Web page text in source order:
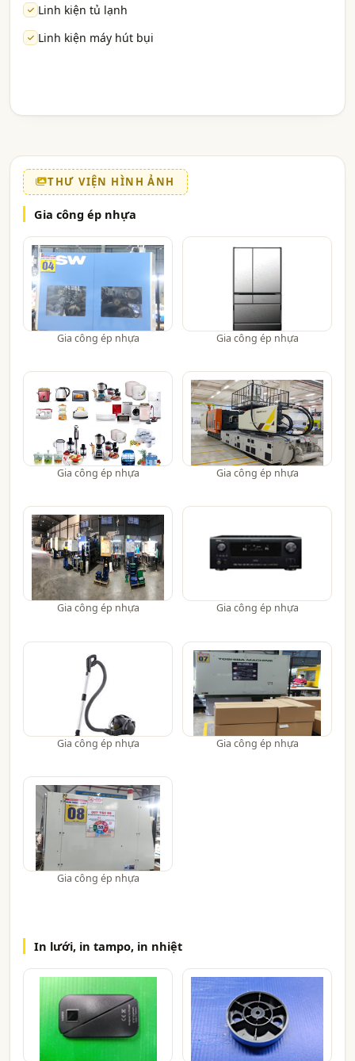
Linh kiện tủ lạnh
Linh kiện máy hút bụi
THƯ VIỆN HÌNH ẢNH
Gia công ép nhựa
Gia công ép nhựa Gia công ép nhựa
Gia công ép nhựa Gia công ép nhựa
Gia công ép nhựa Gia công ép nhựa
Gia công ép nhựa Gia công ép nhựa
Gia công ép nhựa
In lưới, in tampo, in nhiệt